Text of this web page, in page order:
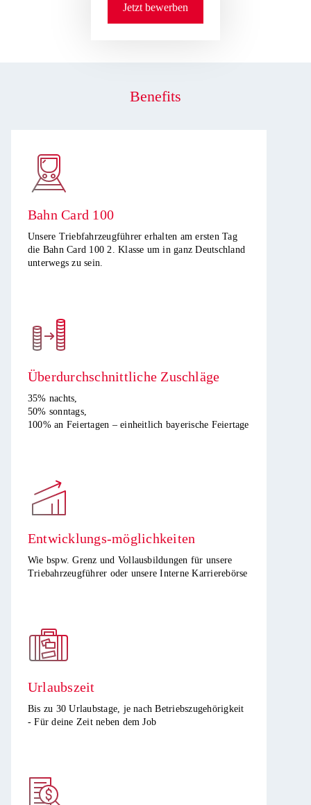
Jetzt bewerben
Benefits
Bahn Card 100
Unsere Triebfahrzeugführer erhalten am ersten Tag
die Bahn Card 100 2. Klasse um in ganz Deutschland
unterwegs zu sein.​
Überdurchschnittliche Zuschläge
35% nachts,
50% sonntags,
100% an Feiertagen – einheitlich bayerische Feiertage​
Entwicklungs-möglichkeiten​
Wie bspw. Grenz und Vollausbildungen für unsere
Triebahrzeugführer oder unsere Interne Karrierebörse​
Urlaubszeit
Bis zu 30 Urlaubstage, je nach Betriebszugehörigkeit
- Für deine Zeit neben dem Job​